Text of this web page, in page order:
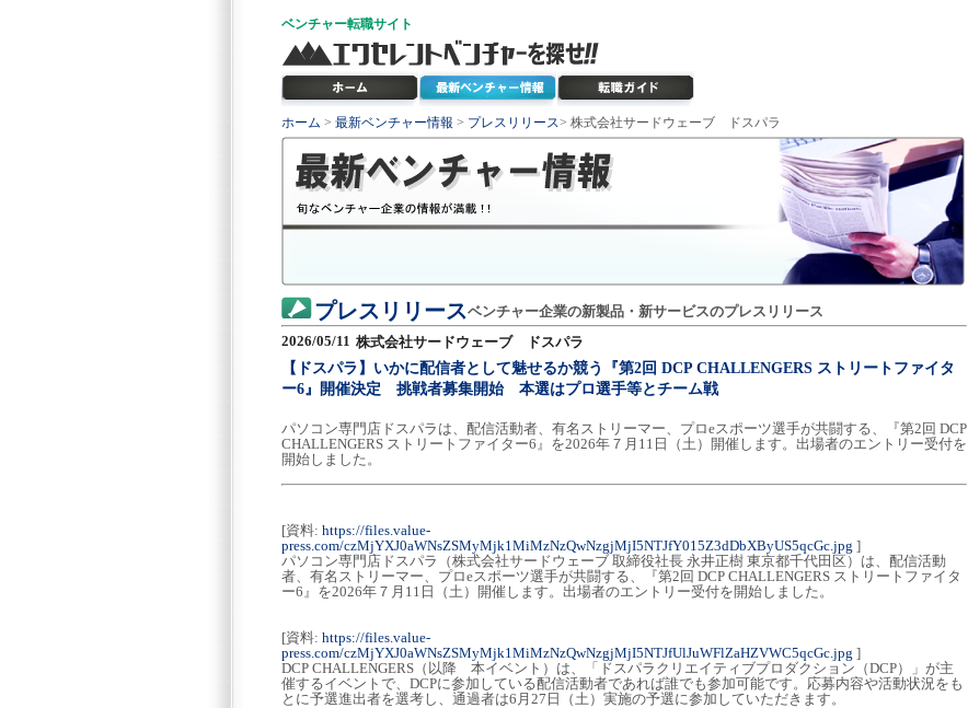
ベンチャー転職サイト
ホーム > 最新ベンチャー情報 > プレスリリース> 株式会社サードウェーブ ドスパラ
プレスリリースベンチャー企業の新製品・新サービスのプレスリリース
2026/05/11 株式会社サードウェーブ ドスパラ
【ドスパラ】いかに配信者として魅せるか競う『第2回 DCP CHALLENGERS ストリートファイタ
ー6』開催決定 挑戦者募集開始 本選はプロ選手等とチーム戦
パソコン専門店ドスパラは、配信活動者、有名ストリーマー、プロeスポーツ選手が共闘する、『第2回 DCP
CHALLENGERS ストリートファイター6』を2026年７月11日（土）開催します。出場者のエントリー受付を
開始しました。
[資料: https://files.value-
press.com/czMjYXJ0aWNsZSMyMjk1MiMzNzQwNzgjMjI5NTJfY015Z3dDbXByUS5qcGc.jpg ]
パソコン専門店ドスパラ（株式会社サードウェーブ 取締役社長 永井正樹 東京都千代田区）は、配信活動
者、有名ストリーマー、プロeスポーツ選手が共闘する、『第2回 DCP CHALLENGERS ストリートファイタ
ー6』を2026年７月11日（土）開催します。出場者のエントリー受付を開始しました。
[資料: https://files.value-
press.com/czMjYXJ0aWNsZSMyMjk1MiMzNzQwNzgjMjI5NTJfUlJuWFlZaHZVWC5qcGc.jpg ]
DCP CHALLENGERS（以降 本イベント）は、「ドスパラクリエイティブプロダクション（DCP）」が主
催するイベントで、DCPに参加している配信活動者であれば誰でも参加可能です。応募内容や活動状況をも
とに予選進出者を選考し、通過者は6月27日（土）実施の予選に参加していただきます。